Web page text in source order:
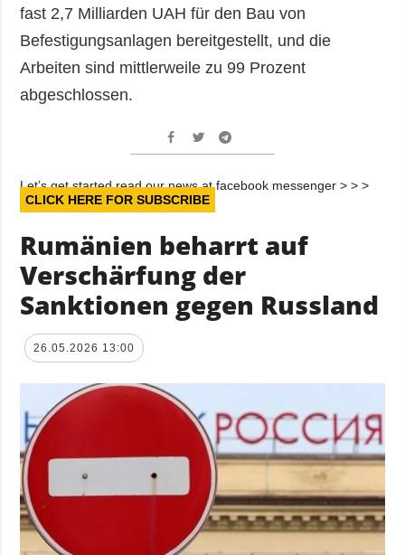
fast 2,7 Milliarden UAH für den Bau von
Befestigungsanlagen bereitgestellt, und die
Arbeiten sind mittlerweile zu 99 Prozent
abgeschlossen.
Let’s get started read our news at facebook messenger > > >
CLICK HERE FOR SUBSCRIBE
Rumänien beharrt auf
Verschärfung der
Sanktionen gegen Russland
26.05.2026 13:00